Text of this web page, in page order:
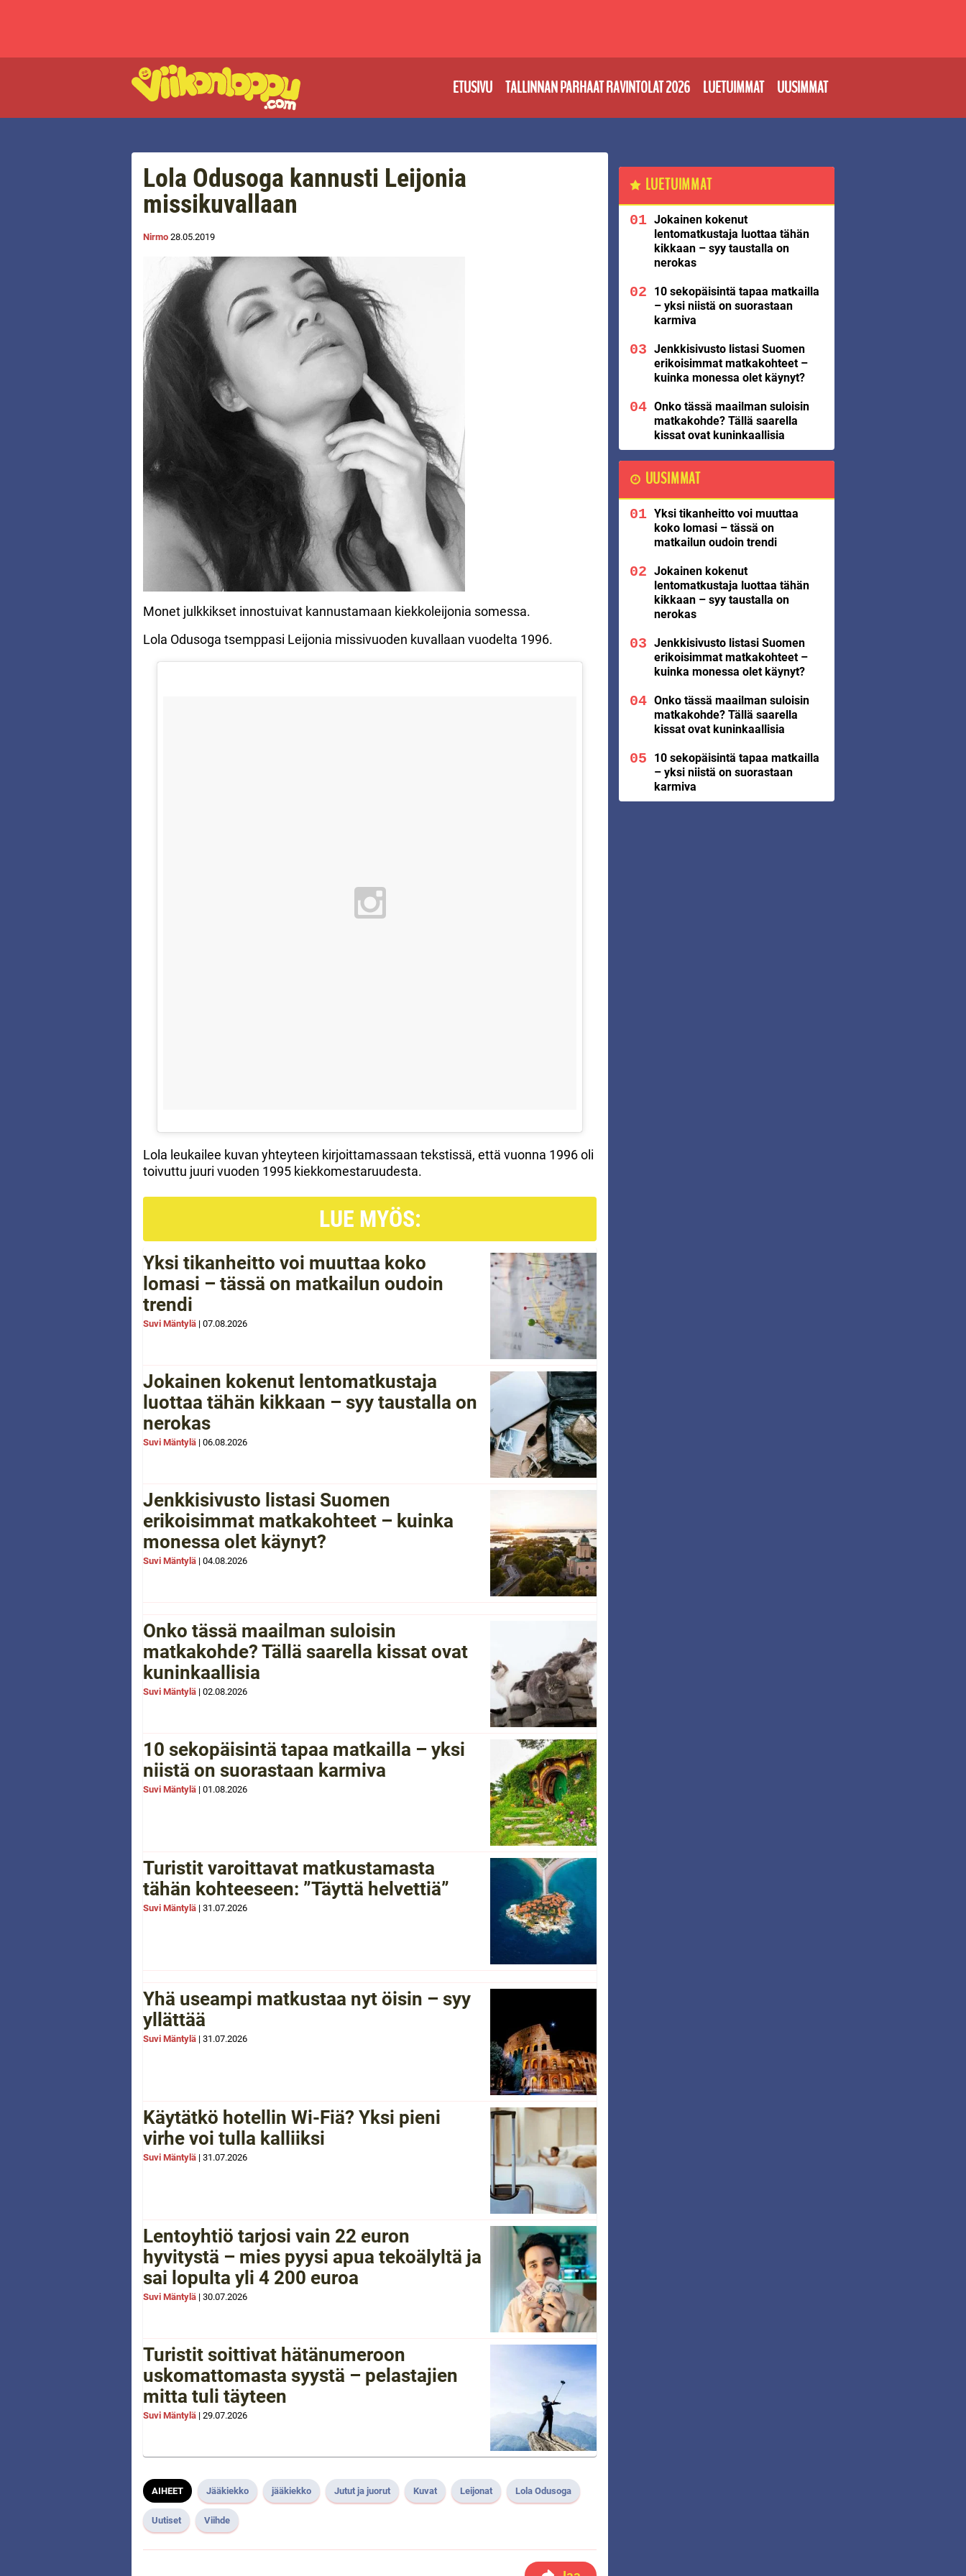
ETUSIVU TALLINNAN PARHAAT RAVINTOLAT 2026 LUETUIMMAT UUSIMMAT
Lola Odusoga kannusti Leijonia
missikuvallaan
Nirmo 28.05.2019
Monet julkkikset innostuivat kannustamaan kiekkoleijonia somessa.
Lola Odusoga tsemppasi Leijonia missivuoden kuvallaan vuodelta 1996.
Lola leukailee kuvan yhteyteen kirjoittamassaan tekstissä, että vuonna 1996 oli
toivuttu juuri vuoden 1995 kiekkomestaruudesta.
LUE MYÖS:
Yksi tikanheitto voi muuttaa koko
lomasi – tässä on matkailun oudoin
trendi
Suvi Mäntylä | 07.08.2026
Jokainen kokenut lentomatkustaja
luottaa tähän kikkaan – syy taustalla on
nerokas
Suvi Mäntylä | 06.08.2026
Jenkkisivusto listasi Suomen
erikoisimmat matkakohteet – kuinka
monessa olet käynyt?
Suvi Mäntylä | 04.08.2026
Onko tässä maailman suloisin
matkakohde? Tällä saarella kissat ovat
kuninkaallisia
Suvi Mäntylä | 02.08.2026
10 sekopäisintä tapaa matkailla – yksi
niistä on suorastaan karmiva
Suvi Mäntylä | 01.08.2026
Turistit varoittavat matkustamasta
tähän kohteeseen: ”Täyttä helvettiä”
Suvi Mäntylä | 31.07.2026
Yhä useampi matkustaa nyt öisin – syy
yllättää
Suvi Mäntylä | 31.07.2026
Käytätkö hotellin Wi-Fiä? Yksi pieni
virhe voi tulla kalliiksi
Suvi Mäntylä | 31.07.2026
Lentoyhtiö tarjosi vain 22 euron
hyvitystä – mies pyysi apua tekoälyltä ja
sai lopulta yli 4 200 euroa
Suvi Mäntylä | 30.07.2026
Turistit soittivat hätänumeroon
uskomattomasta syystä – pelastajien
mitta tuli täyteen
Suvi Mäntylä | 29.07.2026
AIHEET Jääkiekko jääkiekko Jutut ja juorut Kuvat Leijonat Lola Odusoga
Uutiset Viihde
LUETUIMMAT
Jokainen kokenut
lentomatkustaja luottaa tähän
kikkaan – syy taustalla on
nerokas
10 sekopäisintä tapaa matkailla
– yksi niistä on suorastaan
karmiva
Jenkkisivusto listasi Suomen
erikoisimmat matkakohteet –
kuinka monessa olet käynyt?
Onko tässä maailman suloisin
matkakohde? Tällä saarella
kissat ovat kuninkaallisia
UUSIMMAT
Yksi tikanheitto voi muuttaa
koko lomasi – tässä on
matkailun oudoin trendi
Jokainen kokenut
lentomatkustaja luottaa tähän
kikkaan – syy taustalla on
nerokas
Jenkkisivusto listasi Suomen
erikoisimmat matkakohteet –
kuinka monessa olet käynyt?
Onko tässä maailman suloisin
matkakohde? Tällä saarella
kissat ovat kuninkaallisia
10 sekopäisintä tapaa matkailla
– yksi niistä on suorastaan
karmiva